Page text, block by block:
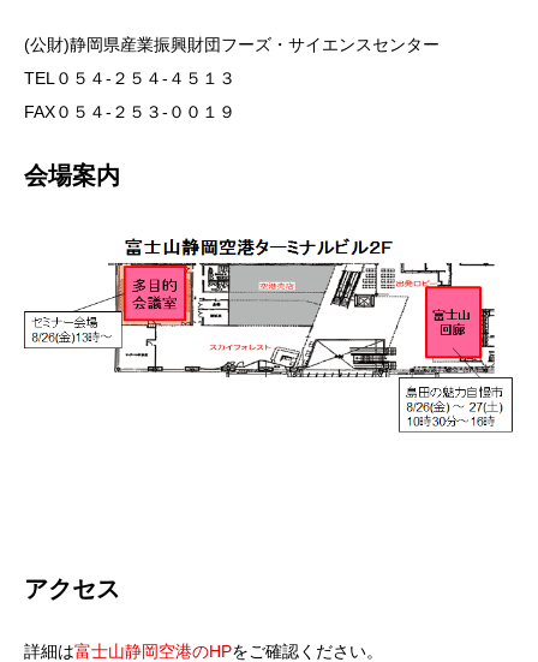
(公財)静岡県産業振興財団フーズ・サイエンスセンター
TEL０５４-２５４-４５１３
FAX０５４-２５３-００１９
会場案内
アクセス
詳細は富士山静岡空港のHPをご確認ください。